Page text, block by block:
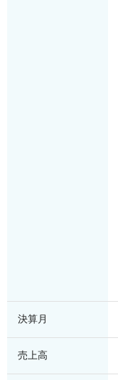
決算月
売上高